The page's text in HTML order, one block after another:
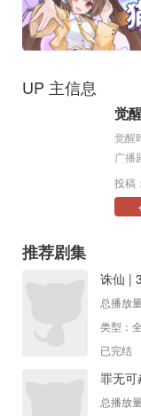
UP 主信息
觉
觉醒
广播
下设
品牌
投稿
推荐剧集
诛仙 |
总播放
类型：
已完结
罪无
总播放